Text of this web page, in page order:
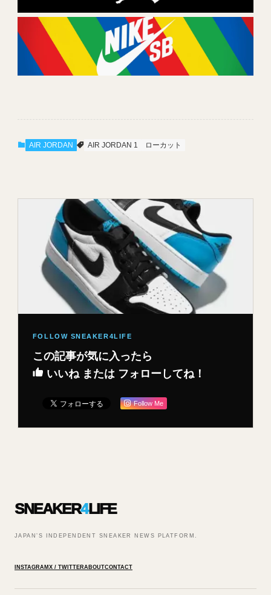
AIR JORDAN AIR JORDAN 1 ローカット
この記事が気に入ったら
いいね または フォローしてね！
Follow Me
SNEAKER4LIFE
JAPAN’S INDEPENDENT SNEAKER NEWS PLATFORM.
INSTAGRAM X / TWITTERABOUTCONTACT